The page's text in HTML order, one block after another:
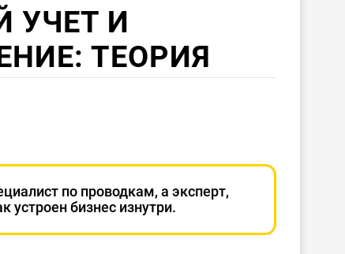
УЧЕТ И
ТЕОРИЯ
по проводкам, а эксперт,
устроен бизнес изнутри.